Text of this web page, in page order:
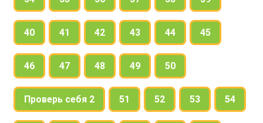
40 41 42 43 44 45
46 47 48 49 50
Проверь себя 2 51 52 53 54